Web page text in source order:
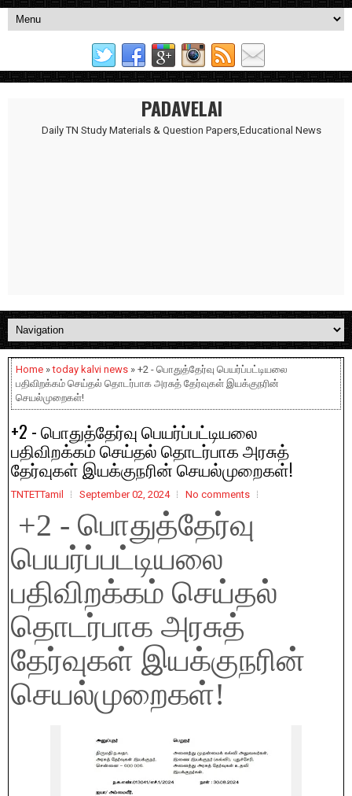
PADAVELAI
Daily TN Study Materials & Question Papers,Educational News
Home »today kalvi news » +2 - பொதுத்தேர்வு பெயர்ப்பட்டியலை
பதிவிறக்கம் செய்தல் தொடர்பாக அரசுத் தேர்வுகள் இயக்குநரின்
செயல்முறைகள்!
+2 - பொதுத்தேர்வு பெயர்ப்பட்டியலை
பதிவிறக்கம் செய்தல் தொடர்பாக அரசுத்
தேர்வுகள் இயக்குநரின் செயல்முறைகள்!
TNTETTamil September 02, 2024 No comments
+2 - பொதுத்தேர்வு
பெயர்ப்பட்டியலை
பதிவிறக்கம் செய்தல்
தொடர்பாக அரசுத்
தேர்வுகள் இயக்குநரின்
செயல்முறைகள்!